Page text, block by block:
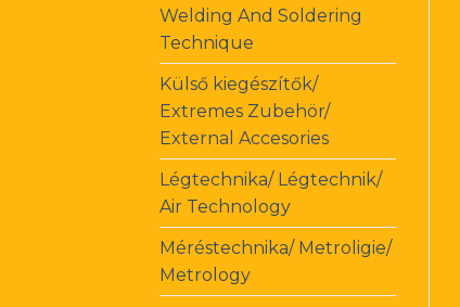
Welding And Soldering
Technique
Külső kiegészítők/
Extremes Zubehör/
External Accesories
Légtechnika/ Légtechnik/
Air Technology
Méréstechnika/ Metroligie/
Metrology